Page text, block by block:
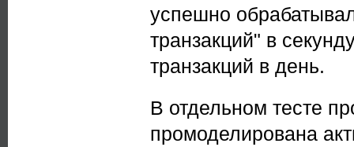
успешно
транзакций" в
транзакций в день.
В отдельном тесте
промоделирована